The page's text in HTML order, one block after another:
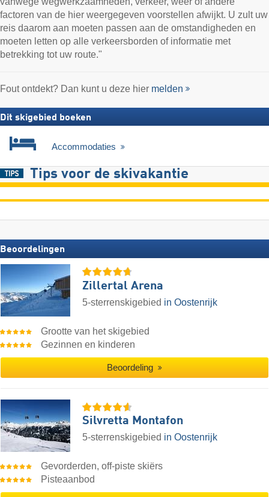
factoren van de hier weergegeven voorstellen afwijkt. U zult uw
reis daarom aan moeten passen aan de omstandigheden en
moeten letten op alle verkeersborden of informatie met
betrekking tot uw route."
Fout ontdekt? Dan kunt u deze hier melden
Dit skigebied boeken
Accommodaties
Tips voor de skivakantie
Beoordelingen
Zillertal Arena
5-sterrenskigebied in Oostenrijk
Grootte van het skigebied
Gezinnen en kinderen
Beoordeling
Silvretta Montafon
5-sterrenskigebied in Oostenrijk
Gevorderden, off-piste skiërs
Pisteaanbod